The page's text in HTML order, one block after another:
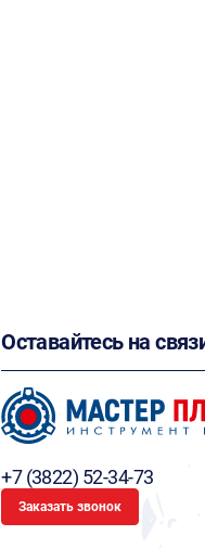
Оставайтесь на
+7 (3822) 52-34-73
Заказать звонок